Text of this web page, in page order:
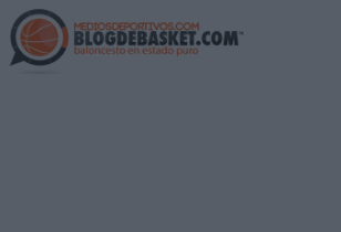
Skip
to
main